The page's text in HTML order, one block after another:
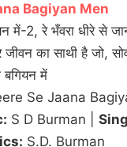
Bagiyan Men
में-2, रे भँवरा धीरे से
जीवन का साथी है जो,
बगियन में
Se Jaana
S D Burman |
S.D. Burman